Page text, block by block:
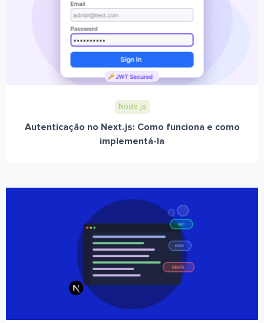
Node.js
Autenticação no Next.js: Como funciona e como
implementá-la